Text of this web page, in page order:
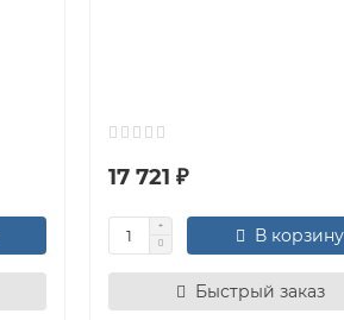
17 721 ₽
В корзину
Быстрый заказ